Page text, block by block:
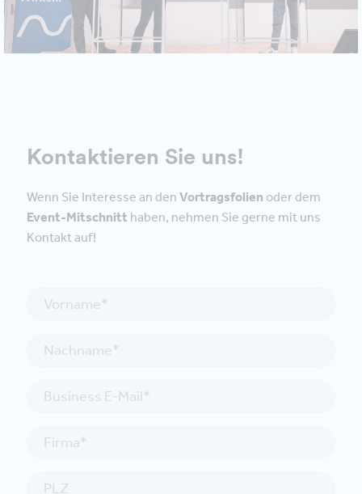
Kontaktieren Sie uns!
Wenn Sie Interesse an den Vortragsfolien oder dem
Event-Mitschnitt haben, nehmen Sie gerne mit uns
Kontakt auf!